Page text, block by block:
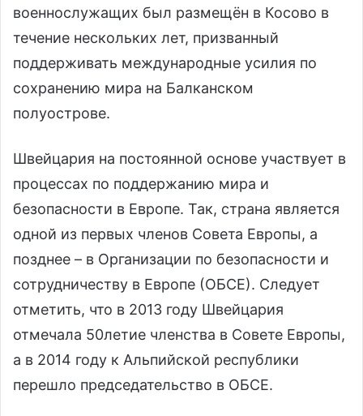
военнослужащих был размещён в Косово в
течение нескольких лет, призванный
поддерживать международные усилия по
сохранению мира на Балканском
полуострове.
Швейцария на постоянной основе участвует в
процессах по поддержанию мира и
безопасности в Европе. Так, страна является
одной из первых членов Совета Европы, а
позднее – в Организации по безопасности и
сотрудничеству в Европе (ОБСЕ). Следует
отметить, что в 2013 году Швейцария
отмечала 50летие членства в Совете Европы,
а в 2014 году к Альпийской республики
перешло председательство в ОБСЕ.